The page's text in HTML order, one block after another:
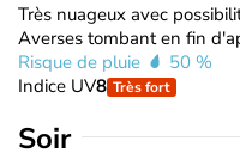
Très nuageux avec
Averses tombant en fin
Risque de pluie
50 %
Indice UV8 Très fort
Soir